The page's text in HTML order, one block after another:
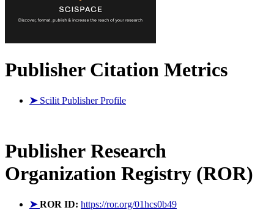
Publisher Citation Metrics
➤ Scilit Publisher Profile
Publisher Research
Organization Registry (ROR)
➤ROR ID: https://ror.org/01hcs0b49